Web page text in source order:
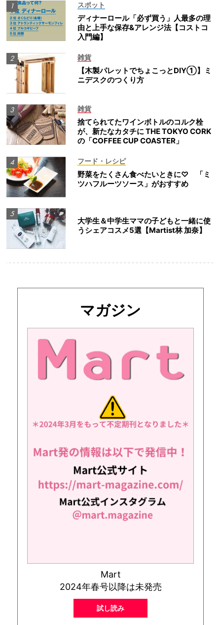
スポット
ディナーロール「必ず買う」人最多の理
由と上手な保存&アレンジ法【コストコ
入門編】
雑貨
【木製パレットでちょこっとDIY①】ミ
ニデスクのつくり方
雑貨
捨てられてたワインボトルのコルク栓
が、新たなカタチに THE TOKYO CORK
の「COFFEE CUP COASTER」
フード・レシピ
野菜をたくさん食べたいときに♡ 「ミ
ツハフルーツソース」がおすすめ
大学生＆中学生ママの子どもと一緒に使
うシェアコスメ5選【Martist林 加奈】
マガジン
Mart
2024年春号以降は未発売
試し読み